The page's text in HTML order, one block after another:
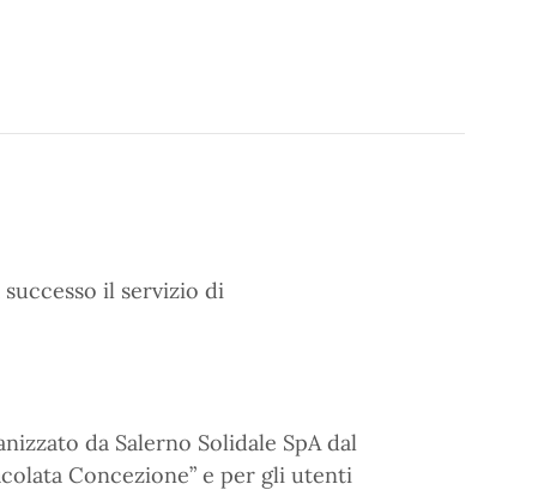
il servizio di
da Salerno Solidale SpA dal
Concezione” e per gli utenti